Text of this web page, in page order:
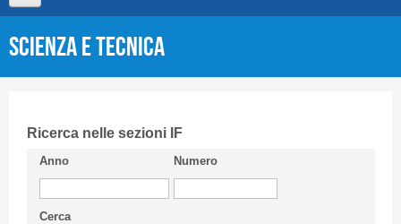
CIFI in breve
Linee Guida
Scienza e Tecnica
Ricerca nelle sezioni IF
Anno Numero
Cerca